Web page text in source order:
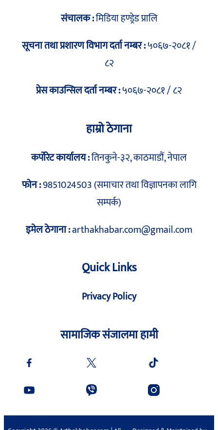
संचालक :मिडिया हण्ड्रेड प्रालि
सूचना तथा प्रशारण विभाग दर्ता नम्बर :५०६७-२०८१ /
८२
प्रेस काउन्सिल दर्ता नम्बर :५०६७-२०८१ / ८२
हाम्रो ठेगाना
कर्पोरेट कार्यालय :तिनकुने-३२, काठमाडौं, नेपाल
फोन :9851024503 (समाचार तथा विज्ञापनका लागि
सम्पर्क)
इमेल ठेगाना :arthakhabar.com@gmail.com
Quick Links
Privacy Policy
सामाजिक संजालमा हामी